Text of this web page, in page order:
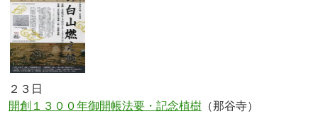
２３日
開創１３００年御開帳法要・記念植樹 （那谷寺）